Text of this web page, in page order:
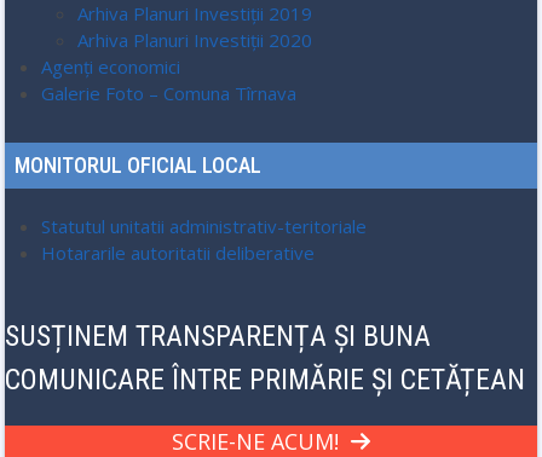
Arhiva Planuri Investiții 2019
Arhiva Planuri Investiții 2020
Agenți economici
Galerie Foto – Comuna Tîrnava
MONITORUL OFICIAL LOCAL
Statutul unitatii administrativ-teritoriale
Hotararile autoritatii deliberative
SUSȚINEM TRANSPARENȚA ȘI BUNA
COMUNICARE ÎNTRE PRIMĂRIE ȘI CETĂȚEAN
SCRIE-NE ACUM!